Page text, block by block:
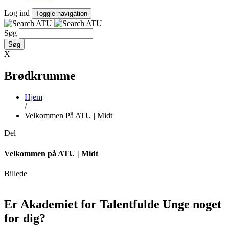
Log ind Toggle navigation
Søg
X
Brødkrumme
Hjem
/
Velkommen På ATU | Midt
Del
Velkommen på ATU | Midt
Billede
Er Akademiet for Talentfulde Unge noget
for dig?